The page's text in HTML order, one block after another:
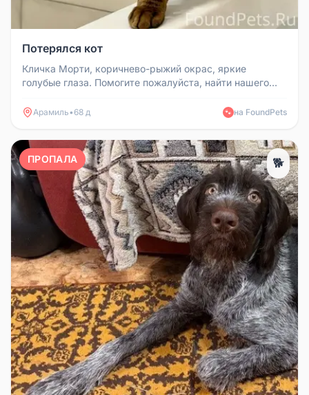
Потерялся кот
Кличка Морти, коричнево-рыжий окрас, яркие
голубые глаза. Помогите пожалуйста, найти нашего
Арамиль•68 д 🐾 на FoundPets
ПРОПАЛА 🐕